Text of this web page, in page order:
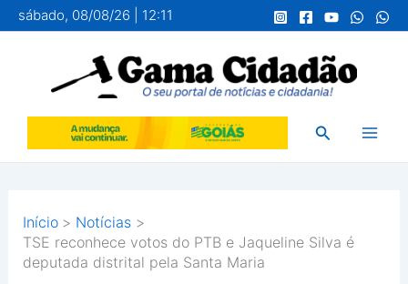
para
conteúdo
sábado, 08/08/26 | 12:11
Pesquisar
Início
Notícias
TSE reconhece votos do PTB e Jaqueline Silva é
deputada distrital pela Santa Maria